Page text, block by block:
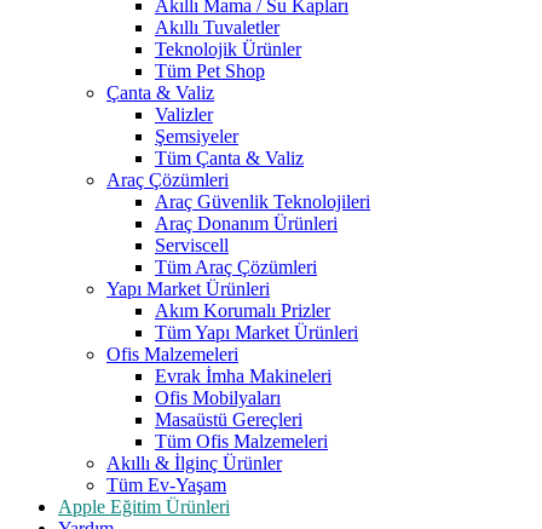
Akıllı Mama / Su Kapları
Akıllı Tuvaletler
Teknolojik Ürünler
Tüm Pet Shop
Çanta & Valiz
Valizler
Şemsiyeler
Tüm Çanta & Valiz
Araç Çözümleri
Araç Güvenlik Teknolojileri
Araç Donanım Ürünleri
Serviscell
Tüm Araç Çözümleri
Yapı Market Ürünleri
Akım Korumalı Prizler
Tüm Yapı Market Ürünleri
Ofis Malzemeleri
Evrak İmha Makineleri
Ofis Mobilyaları
Masaüstü Gereçleri
Tüm Ofis Malzemeleri
Akıllı & İlginç Ürünler
Tüm Ev-Yaşam
Apple Eğitim Ürünleri